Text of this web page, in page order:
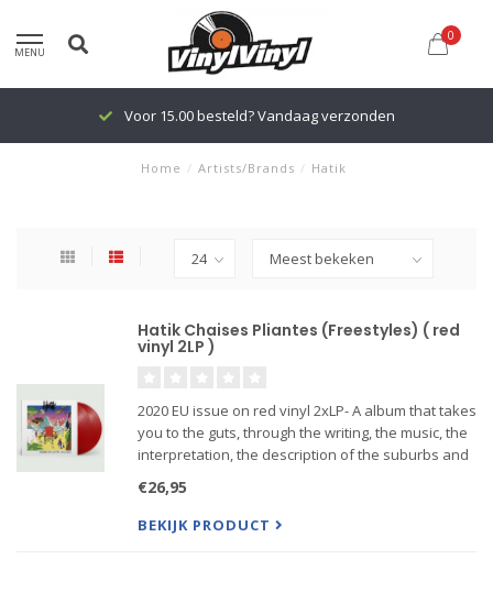
MENU
0
Voor 15.00 besteld? Vandaag verzonden
Home / Artists/Brands / Hatik
Hatik Chaises Pliantes (Freestyles) ( red
vinyl 2LP )
2020 EU issue on red vinyl 2xLP- A album that takes
you to the guts, through the writing, the music, the
interpretation, the description of the suburbs and
Hatik is atypical, authentic, magnificent and
unique.
€26,95
BEKIJK PRODUCT